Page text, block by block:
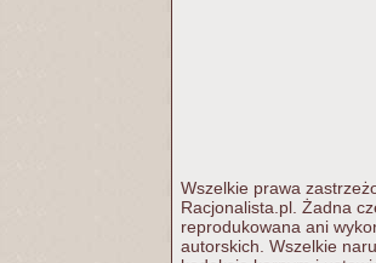
Wszelkie prawa
Racjonalista.pl. Żadna
reprodukowana ani
autorskich. Wszelkie